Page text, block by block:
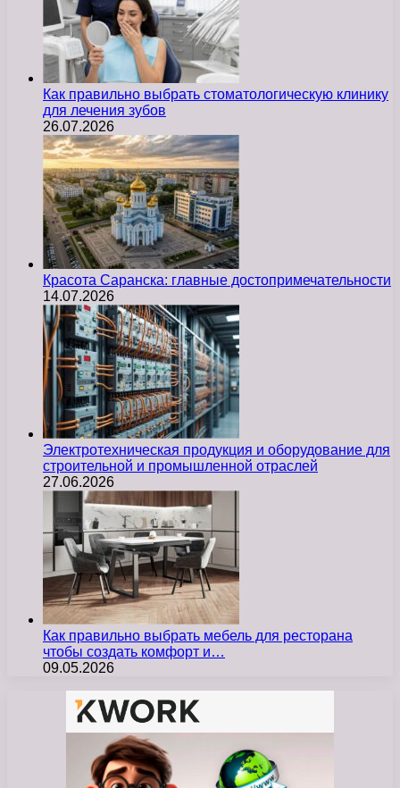
Как правильно выбрать стоматологическую клинику
для лечения зубов
26.07.2026
Красота Саранска: главные достопримечательности
14.07.2026
Электротехническая продукция и оборудование для
строительной и промышленной отраслей
27.06.2026
Как правильно выбрать мебель для ресторана
чтобы создать комфорт и…
09.05.2026